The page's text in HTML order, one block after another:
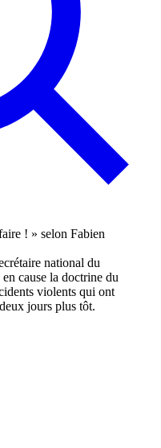
national du
cause la doctrine du
violents qui ont
jours plus tôt.